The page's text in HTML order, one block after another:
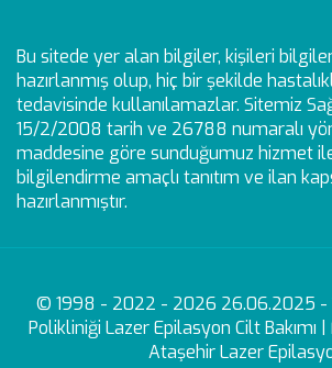
Bu sitede yer alan bilgiler, kişileri
hazırlanmış olup, hiç bir şekilde
tedavisinde kullanılamazlar. Sitemiz
15/2/2008 tarih ve 26788 numaralı
maddesine göre sunduğumuz hizmet
bilgilendirme amaçlı tanıtım ve ilan
hazırlanmıştır.
© 1998 - 2022 - 2026 26.06.2025 -
Polikliniği Lazer Epilasyon Cilt Bakımı
Ataşehir Lazer